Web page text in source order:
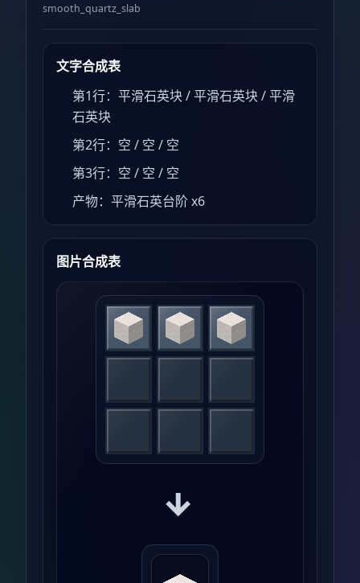
smooth_quartz_slab
文字合成表
第1行：平滑石英块 / 平滑石英块 / 平滑
石英块
第2行：空 / 空 / 空
第3行：空 / 空 / 空
产物：平滑石英台阶 x6
图片合成表
→